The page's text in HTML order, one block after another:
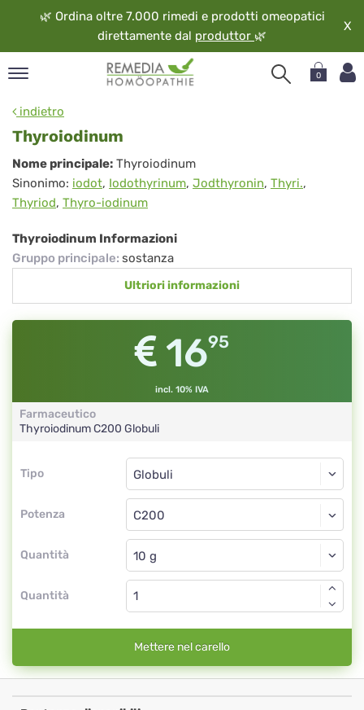
🌿 Ordina oltre 7.000 rimedi e prodotti omeopatici
direttamente dal produttor 🌿
X
0
indietro
Thyroiodinum
Thyroiodinum
Nome principale: Thyroiodinum
Sinonimo: iodot, Iodothyrinum, Jodthyronin, Thyri.,
Thyriod, Thyro-iodinum
Thyroiodinum Informazioni
Gruppo principale: sostanza
Ultriori informazioni
1695
incl. 10% IVA
Farmaceutico
ThyroiodinumC200 Globuli
Tipo
Tipo
Potenza
Globuli
C200
Quantità
Globuli
Quantità
Mettere nel carello